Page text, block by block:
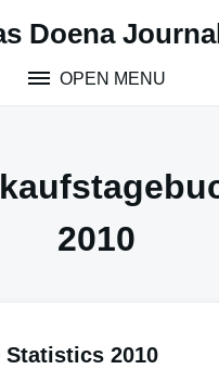
Doena
OPEN MENU
2010
Statistics 2010